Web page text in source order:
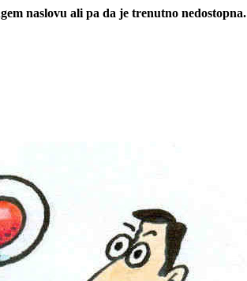
naslovu ali pa da je trenutno nedostopna.